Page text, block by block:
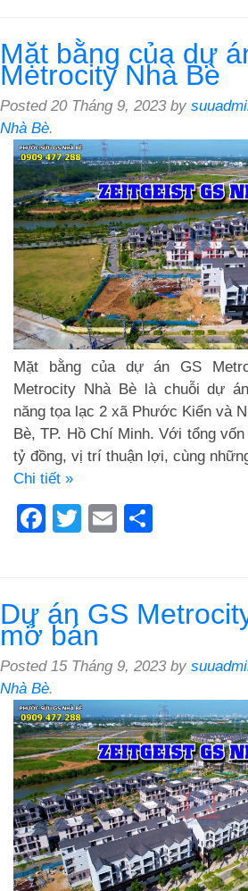
Mặt bằng của dự
Metrocity Nhà Bè
Posted 20 Tháng 9, 2023by
Nhà Bè.
Mặt bằng của dự án GS
Metrocity Nhà Bè là chuỗi dự
năng tọa lạc 2 xã Phước Kiển và
Bè, TP. Hồ Chí Minh. Với tổng
tỷ đồng, vị trí thuận lợi, cùng
Chi tiết »
Facebook
TwitterEmail
Dự án GS
mở bán
Posted 15 Tháng 9, 2023by
Nhà Bè.